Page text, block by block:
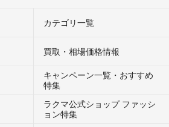
カテゴリ一覧
買取・相場価格情報
キャンペーン一覧・おすすめ
特集
ラクマ公式ショップ ファッシ
ョン特集